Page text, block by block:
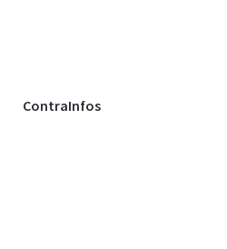
ContraInfos